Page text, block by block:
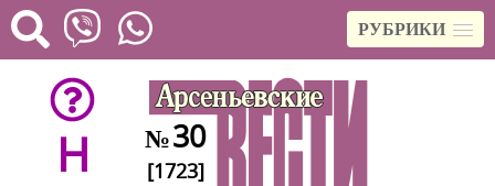
РУБРИКИ
H №30
[1723]